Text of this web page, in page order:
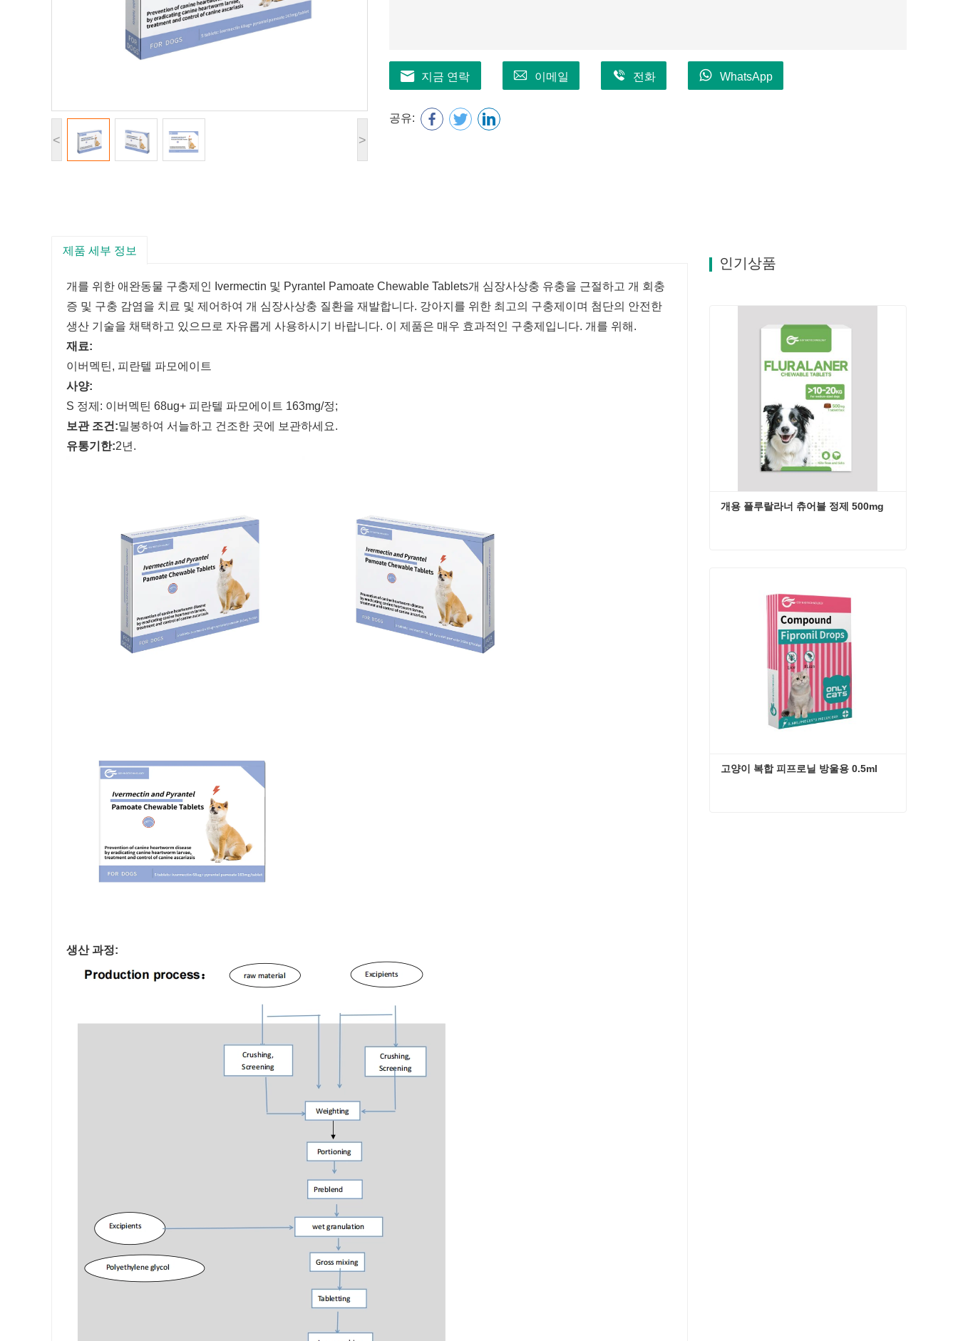
< >
지금 연락 이메일 전화 WhatsApp
공유:
제품 세부 정보
개를 위한 애완동물 구충제인 Ivermectin 및 Pyrantel Pamoate Chewable Tablets개 심장사상충 유충을 근절하고 개 회충
증 및 구충 감염을 치료 및 제어하여 개 심장사상충 질환을 재발합니다. 강아지를 위한 최고의 구충제이며 첨단의 안전한
생산 기술을 채택하고 있으므로 자유롭게 사용하시기 바랍니다. 이 제품은 매우 효과적인 구충제입니다. 개를 위해.
재료:
이버멕틴, 피란텔 파모에이트
사양:
S 정제: 이버멕틴 68ug+ 피란텔 파모에이트 163mg/정;
보관 조건:밀봉하여 서늘하고 건조한 곳에 보관하세요.
유통기한:2년.
생산 과정:
인기상품
개용 플루랄라너 츄어블 정제 500mg
지금 연락
고양이 복합 피프로닐 방울용 0.5ml